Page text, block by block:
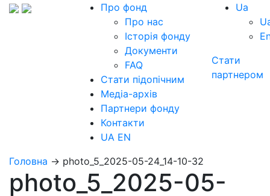
Про фонд
Про нас
Історія фонду
Документи
FAQ
Стати підопічним
Медіа-архів
Партнери фонду
Контакти
UA EN
Ua
Стати
партнером
Головна → photo_5_2025-05-24_14-10-32
photo_5_2025-05-